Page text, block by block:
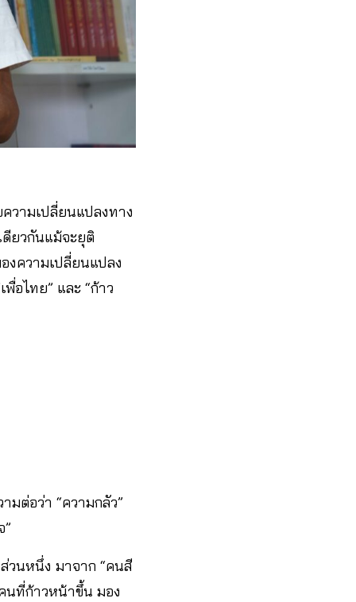
วามเปลี่ยนแปลงทาง
ยวกันแม้จะยุติ
งความเปลี่ยนแปลง
อไทย” และ “ก้าว
มต่อว่า “ความกลัว”
วนหนึ่ง มาจาก “คนสี
นที่ก้าวหน้าขึ้น มอง